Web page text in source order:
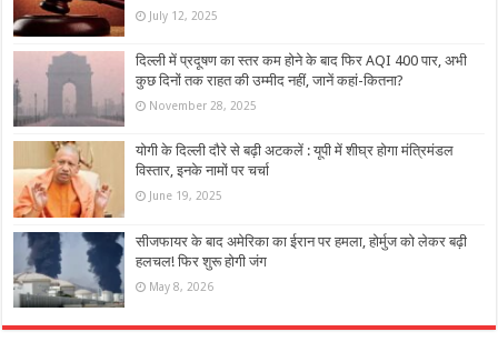
July 12, 2025
दिल्ली में प्रदूषण का स्तर कम होने के बाद फिर AQI 400 पार, अभी
कुछ दिनों तक राहत की उम्मीद नहीं, जानें कहां-कितना?
November 28, 2025
योगी के दिल्ली दौरे से बढ़ी अटकलें : यूपी में शीघ्र होगा मंत्रिमंडल
विस्तार, इनके नामों पर चर्चा
June 19, 2025
सीजफायर के बाद अमेरिका का ईरान पर हमला, होर्मुज को लेकर बढ़ी
हलचल! फिर शुरू होगी जंग
May 8, 2026